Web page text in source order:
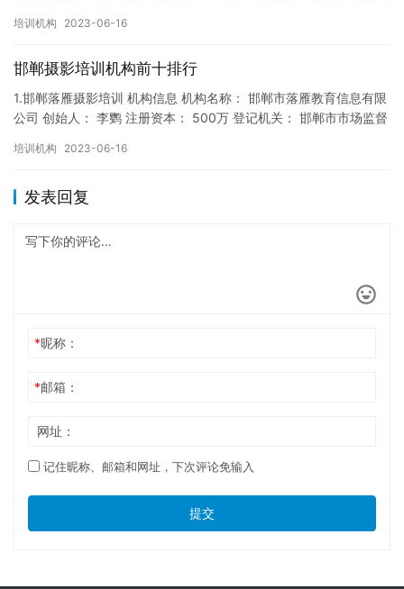
培训机构 2023-06-16
邯郸摄影培训机构前十排行
1.邯郸落雁摄影培训 机构信息 机构名称： 邯郸市落雁教育信息有限
公司 创始人： 李鹦 注册资本： 500万 登记机关： 邯郸市市场监督
培训机构 2023-06-16
发表回复
*昵称：
*邮箱：
网址：
记住昵称、邮箱和网址，下次评论免输入
提交